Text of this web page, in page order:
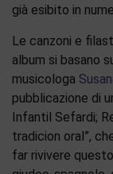
già esibito in
Le canzoni e
album si basano
musicologa
pubblicazione di
Infantil Sefardi;
tradicion oral”,
far rivivere